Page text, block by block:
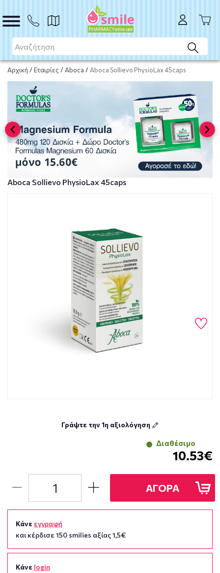
Αρχική /Εταιρίες / Aboca / Aboca Sollievo PhysioLax 45caps
ΑΓΟΡΑ
Aboca Sollievo PhysioLax 45caps
Γράψτε την 1η αξιολόγηση
Διαθέσιμο
10.53€
ΑΓΟΡΑ
Κάνε εγγραφή
και κέρδισε 150 smilies αξίας 1,5€
Κάνε login